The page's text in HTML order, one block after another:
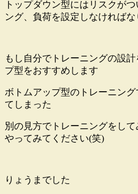
トップダウン型にはリスクが
ング、負荷を設定しなければな
もし自分でトレーニングの設
プ型をおすすめします
ボトムアップ型のトレーニン
てしまった
別の見方でトレーニングをし
やってみてください(笑)
りょうまでした